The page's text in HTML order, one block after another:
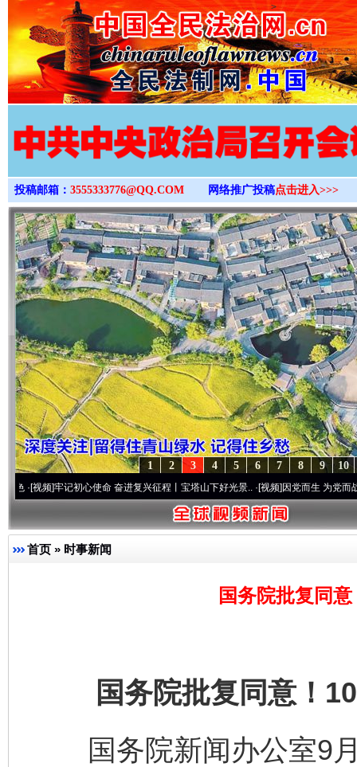
>
投稿邮箱： 3555333776@QQ.COM 网络推广投稿点击进入>>>
10
9
8
7
6
5
4
3
2
1
牢记初心使命 奋进复兴征程丨宝塔山下好光景..·[视频]因党而生 为党而战——百年“
首页 » 时事新闻
国务院批复同
国务院批复同意！10
国务院新闻办公室9月